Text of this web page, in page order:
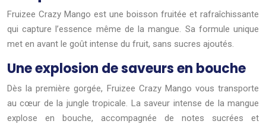
Fruizee Crazy Mango est une boisson fruitée et rafraîchissante
qui capture l’essence même de la mangue. Sa formule unique
met en avant le goût intense du fruit, sans sucres ajoutés.
Une explosion de saveurs en bouche
Dès la première gorgée, Fruizee Crazy Mango vous transporte
au cœur de la jungle tropicale. La saveur intense de la mangue
explose en bouche, accompagnée de notes sucrées et